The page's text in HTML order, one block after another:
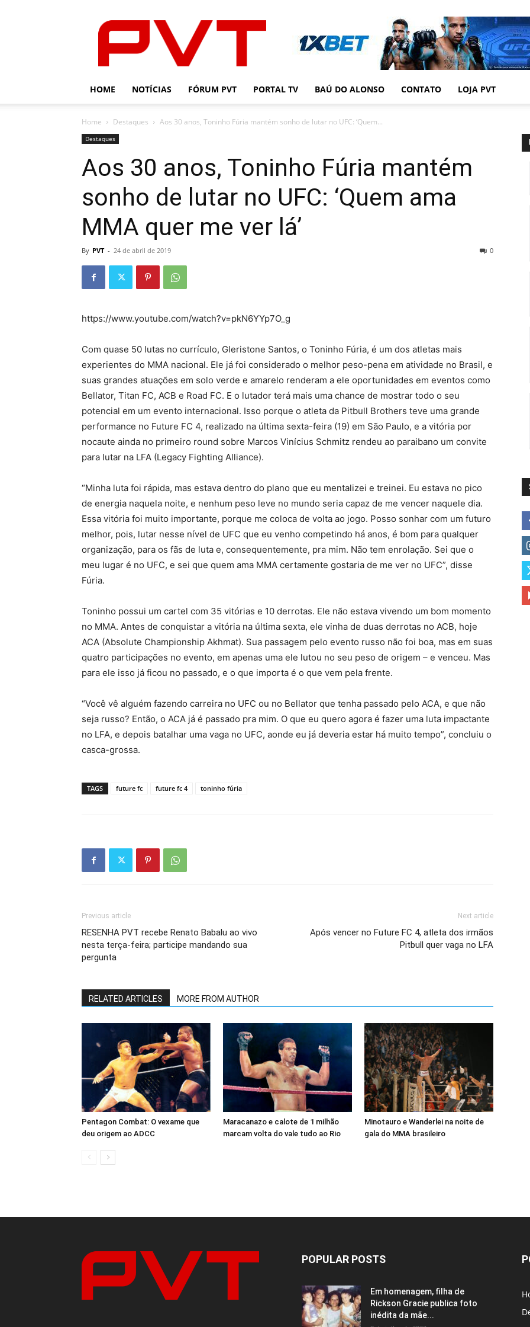
HOME NOTÍCIAS FÓRUM PVT PORTAL TV BAÚ DO ALONSO CONTATO LOJA PVT
Home Destaques Aos 30 anos, Toninho Fúria mantém sonho de lutar no UFC: ‘Quem...
Destaques
Aos 30 anos, Toninho Fúria mantém
sonho de lutar no UFC: ‘Quem ama
MMA quer me ver lá’
By PVT - 24 de abril de 2019 0
https://www.youtube.com/watch?v=pkN6YYp7O_g
Com quase 50 lutas no currículo, Gleristone Santos, o Toninho Fúria, é um dos atletas mais
experientes do MMA nacional. Ele já foi considerado o melhor peso-pena em atividade no Brasil, e
suas grandes atuações em solo verde e amarelo renderam a ele oportunidades em eventos como
Bellator, Titan FC, ACB e Road FC. E o lutador terá mais uma chance de mostrar todo o seu
potencial em um evento internacional. Isso porque o atleta da Pitbull Brothers teve uma grande
performance no Future FC 4, realizado na última sexta-feira (19) em São Paulo, e a vitória por
nocaute ainda no primeiro round sobre Marcos Vinícius Schmitz rendeu ao paraibano um convite
para lutar na LFA (Legacy Fighting Alliance).
“Minha luta foi rápida, mas estava dentro do plano que eu mentalizei e treinei. Eu estava no pico
de energia naquela noite, e nenhum peso leve no mundo seria capaz de me vencer naquele dia.
Essa vitória foi muito importante, porque me coloca de volta ao jogo. Posso sonhar com um futuro
melhor, pois, lutar nesse nível de UFC que eu venho competindo há anos, é bom para qualquer
organização, para os fãs de luta e, consequentemente, pra mim. Não tem enrolação. Sei que o
meu lugar é no UFC, e sei que quem ama MMA certamente gostaria de me ver no UFC”, disse
Fúria.
Toninho possui um cartel com 35 vitórias e 10 derrotas. Ele não estava vivendo um bom momento
no MMA. Antes de conquistar a vitória na última sexta, ele vinha de duas derrotas no ACB, hoje
ACA (Absolute Championship Akhmat). Sua passagem pelo evento russo não foi boa, mas em suas
quatro participações no evento, em apenas uma ele lutou no seu peso de origem – e venceu. Mas
para ele isso já ficou no passado, e o que importa é o que vem pela frente.
“Você vê alguém fazendo carreira no UFC ou no Bellator que tenha passado pelo ACA, e que não
seja russo? Então, o ACA já é passado pra mim. O que eu quero agora é fazer uma luta impactante
no LFA, e depois batalhar uma vaga no UFC, aonde eu já deveria estar há muito tempo”, concluiu o
casca-grossa.
TAGS future fc future fc 4 toninho fúria
Previous article
RESENHA PVT recebe Renato Babalu ao vivo
nesta terça-feira; participe mandando sua
pergunta
Next article
Após vencer no Future FC 4, atleta dos irmãos
Pitbull quer vaga no LFA
RELATED ARTICLES MORE FROM AUTHOR
Pentagon Combat: O vexame que
deu origem ao ADCC
Maracanazo e calote de 1 milhão
marcam volta do vale tudo ao Rio
Minotauro e Wanderlei na noite de
gala do MMA brasileiro
POPULAR POSTS
Em homenagem, filha de
Rickson Gracie publica foto
inédita da mãe...